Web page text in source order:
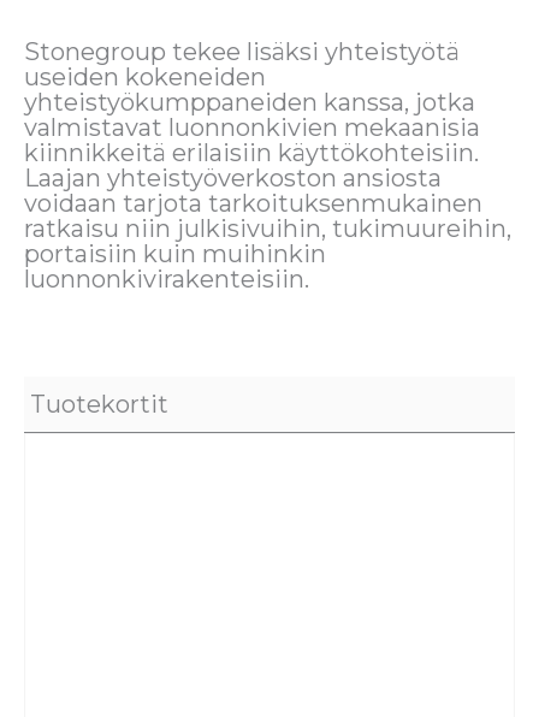
Stonegroup tekee lisäksi yhteistyötä
useiden kokeneiden
yhteistyökumppaneiden kanssa, jotka
valmistavat luonnonkivien mekaanisia
kiinnikkeitä erilaisiin käyttökohteisiin.
Laajan yhteistyöverkoston ansiosta
voidaan tarjota tarkoituksenmukainen
ratkaisu niin julkisivuihin, tukimuureihin,
portaisiin kuin muihinkin
luonnonkivirakenteisiin.
Tuotekortit